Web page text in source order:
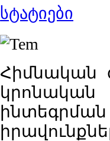
სტატიები
Հիմնական